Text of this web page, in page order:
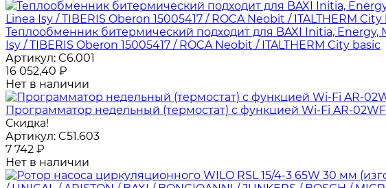
Теплообменник битермический подходит для BAXI Initia, Energy,
Isy / TIBERIS Oberon 15005417 / ROCA Neobit / ITALTHERM City basic
Артикул: C6.001
16 052,40 ₽
Нет в наличии
Программатор недельный (термостат) с функцией Wi-Fi AR-
Скидка!
Артикул: C51.603
7 742 ₽
Нет в наличии